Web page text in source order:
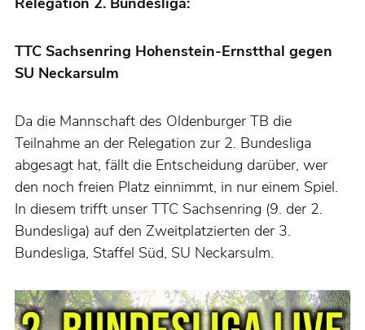
TTC Sachsenring Hohenstein-Ernstthal gegen
SU Neckarsulm
Da die Mannschaft des Oldenburger TB die
Teilnahme an der Relegation zur 2. Bundesliga
abgesagt hat, fällt die Entscheidung darüber, wer
den noch freien Platz einnimmt, in nur einem Spiel.
In diesem trifft unser TTC Sachsenring (9. der 2.
Bundesliga) auf den Zweitplatzierten der 3.
Bundesliga, Staffel Süd, SU Neckarsulm.